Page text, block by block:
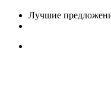
Лучшие